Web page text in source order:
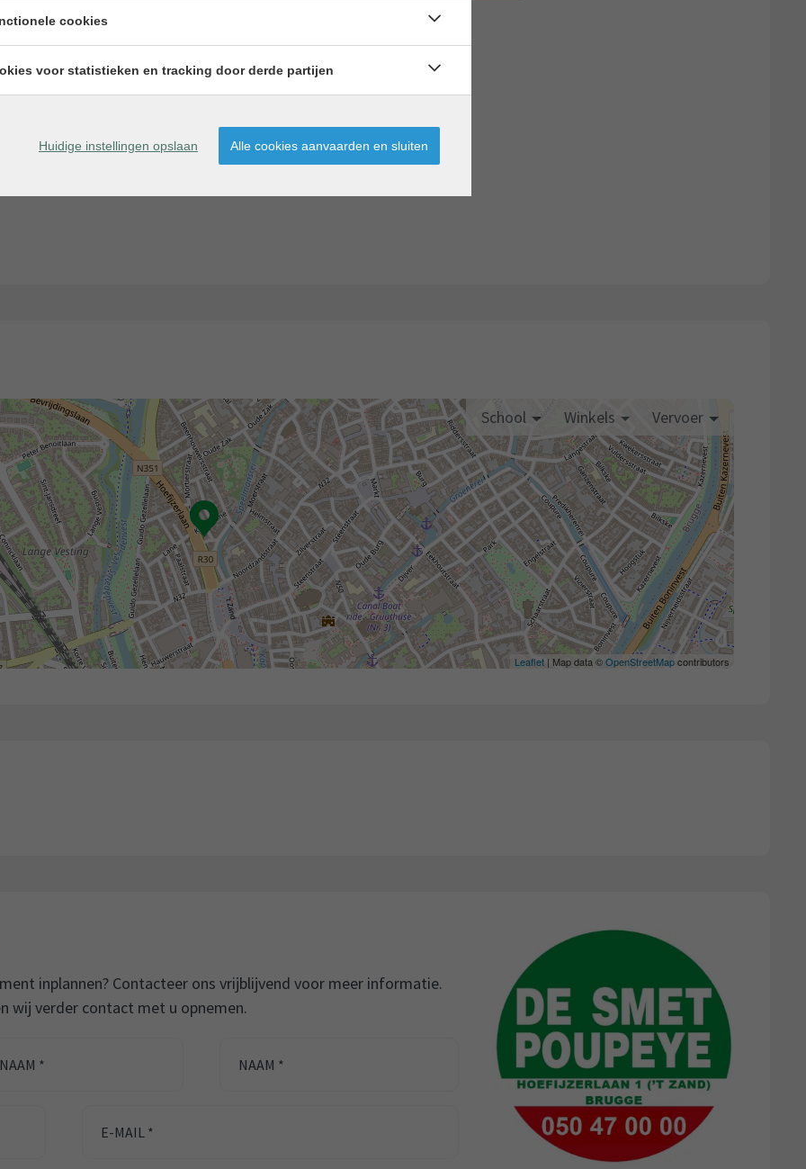
keuken, Ingericht zonder
Leaflet | Map data ©OpenStreetMapcontributors
School Winkels Vervoer
inplannen? Contacteer ons vrijblijvend voor meer informatie.
wij verder contact met u opnemen.
cookies
voor statistieken en tracking door derde partijen
Huidige instellingen opslaan Alle cookies aanvaarden en sluiten